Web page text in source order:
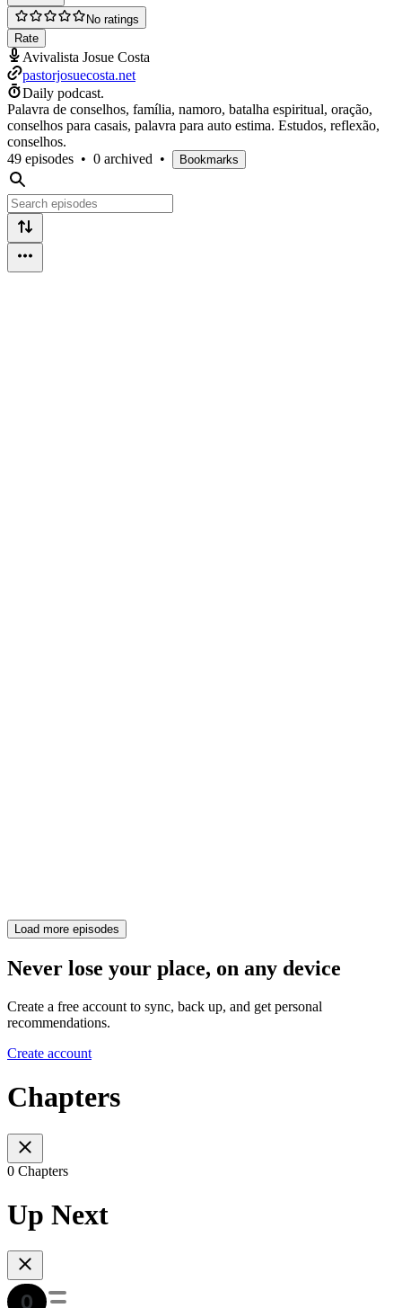
No ratings
Rate
Avivalista Josue Costa
pastorjosuecosta.net
Daily podcast.
Palavra de conselhos, família, namoro, batalha espiritual, oração,
conselhos para casais, palavra para auto estima. Estudos, reflexão,
conselhos.
49 episodes • 0 archived • Bookmarks
Load more episodes
Never lose your place, on any device
Create a free account to sync, back up, and get personal
recommendations.
Create account
Chapters
0 Chapters
Up Next